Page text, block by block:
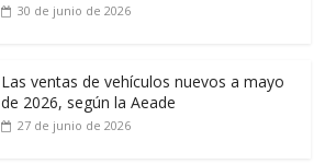
30 de junio de 2026
Las ventas de vehículos nuevos a mayo
de 2026, según la Aeade
27 de junio de 2026